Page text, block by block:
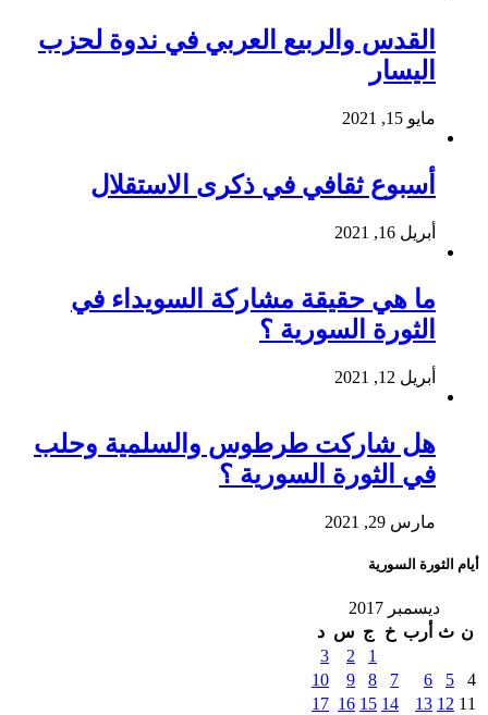
القدس والربيع العربي في ندوة لحزب
اليسار
مايو 15, 2021
أسبوع ثقافي في ذكرى الاستقلال
أبريل 16, 2021
ما هي حقيقة مشاركة السويداء في
الثورة السورية ؟
أبريل 12, 2021
هل شاركت طرطوس والسلمية وحلب
في الثورة السورية ؟
مارس 29, 2021
أيام الثورة السورية
ديسمبر 2017
ن ث أرب خ ج س د
1
2
3
4
5
6
7
8
9
10
11
12
13
14
15
16
17